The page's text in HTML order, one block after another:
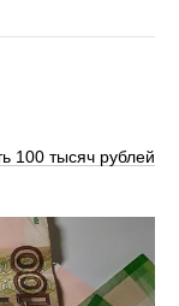
100 тысяч рублей